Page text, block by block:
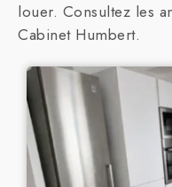
louer. Consultez les
Cabinet Humbert.